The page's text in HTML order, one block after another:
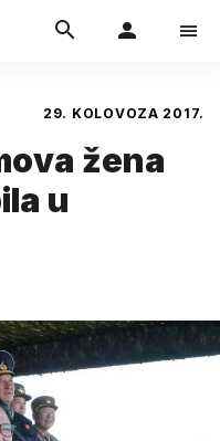
29. KOLOVOZA 2017.
žena
u